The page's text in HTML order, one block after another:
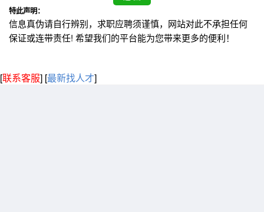
特此声明：
信息真伪请自行辨别，求职应聘须谨慎，网站对此不承担任何
保证或连带责任! 希望我们的平台能为您带来更多的便利！
[联系客服] [最新找人才]